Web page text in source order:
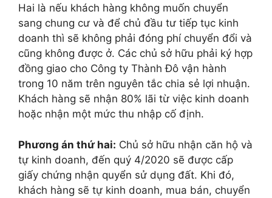
Hai là nếu khách hàng không muốn chuyển
sang chung cư và để chủ đầu tư tiếp tục kinh
doanh thì sẽ không phải đóng phí chuyển đổi và
cũng không được ở. Các chủ sở hữu phải ký hợp
đồng giao cho Công ty Thành Đô vận hành
trong 10 năm trên nguyên tắc chia sẻ lợi nhuận.
Khách hàng sẽ nhận 80% lãi từ việc kinh doanh
hoặc nhận một mức thu nhập cố định.
Phương án thứ hai: Chủ sở hữu nhận căn hộ và
tự kinh doanh, đến quý 4/2020 sẽ được cấp
giấy chứng nhận quyển sử dụng đất. Khi đó,
khách hàng sẽ tự kinh doanh, mua bán, chuyển